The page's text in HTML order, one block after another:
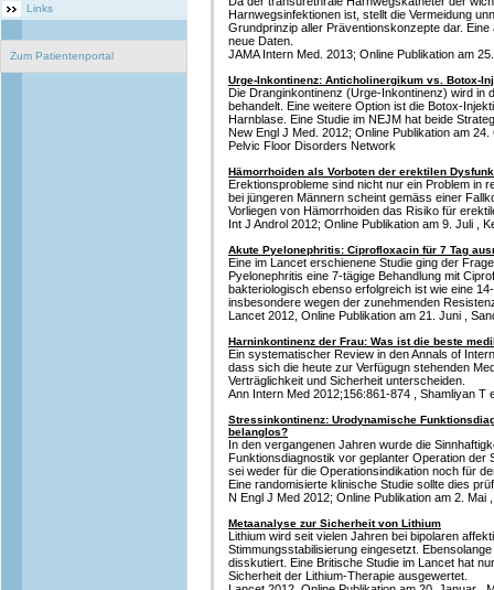
Links
Zum Patientenportal
Harnwegsinfektionen ist, stellt die Vermeidung
Grundprinzip aller Präventionskonzepte dar.
neue Daten.
JAMA Intern Med. 2013; Online Publikation am
Urge-Inkontinenz: Anticholinergikum vs. Botox-
Die Dranginkontinenz (Urge-Inkontinenz) wird in
behandelt. Eine weitere Option ist die Botox-
Harnblase. Eine Studie im NEJM hat beide
New Engl J Med. 2012; Online Publikation am
Pelvic Floor Disorders Network
Hämorrhoiden als Vorboten der erektilen
Erektionsprobleme sind nicht nur ein Problem in
bei jüngeren Männern scheint gemäss einer
Vorliegen von Hämorrhoiden das Risiko für
Int J Androl 2012; Online Publikation am 9. Juli ,
Akute Pyelonephritis: Ciprofloxacin für 7 Tag
Eine im Lancet erschienene Studie ging der
Pyelonephritis eine 7-tägige Behandlung mit
bakteriologisch ebenso erfolgreich ist wie eine
insbesondere wegen der zunehmenden
Lancet 2012, Online Publikation am 21. Juni ,
Harninkontinenz der Frau: Was ist die beste
Ein systematischer Review in den Annals of
dass sich die heute zur Verfügugn stehenden
Verträglichkeit und Sicherheit unterscheiden.
Ann Intern Med 2012;156:861-874 , Shamliyan T
Stressinkontinenz: Urodynamische
belanglos?
In den vergangenen Jahren wurde die
Funktionsdiagnostik vor geplanter Operation der
sei weder für die Operationsindikation noch für
Eine randomisierte klinische Studie sollte dies
N Engl J Med 2012; Online Publikation am 2. Mai
Metaanalyse zur Sicherheit von Lithium
Lithium wird seit vielen Jahren bei bipolaren
Stimmungsstabilisierung eingesetzt.
disskutiert. Eine Britische Studie im Lancet hat
Sicherheit der Lithium-Therapie ausgewertet.